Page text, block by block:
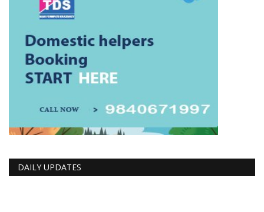
DAILY UPDATES